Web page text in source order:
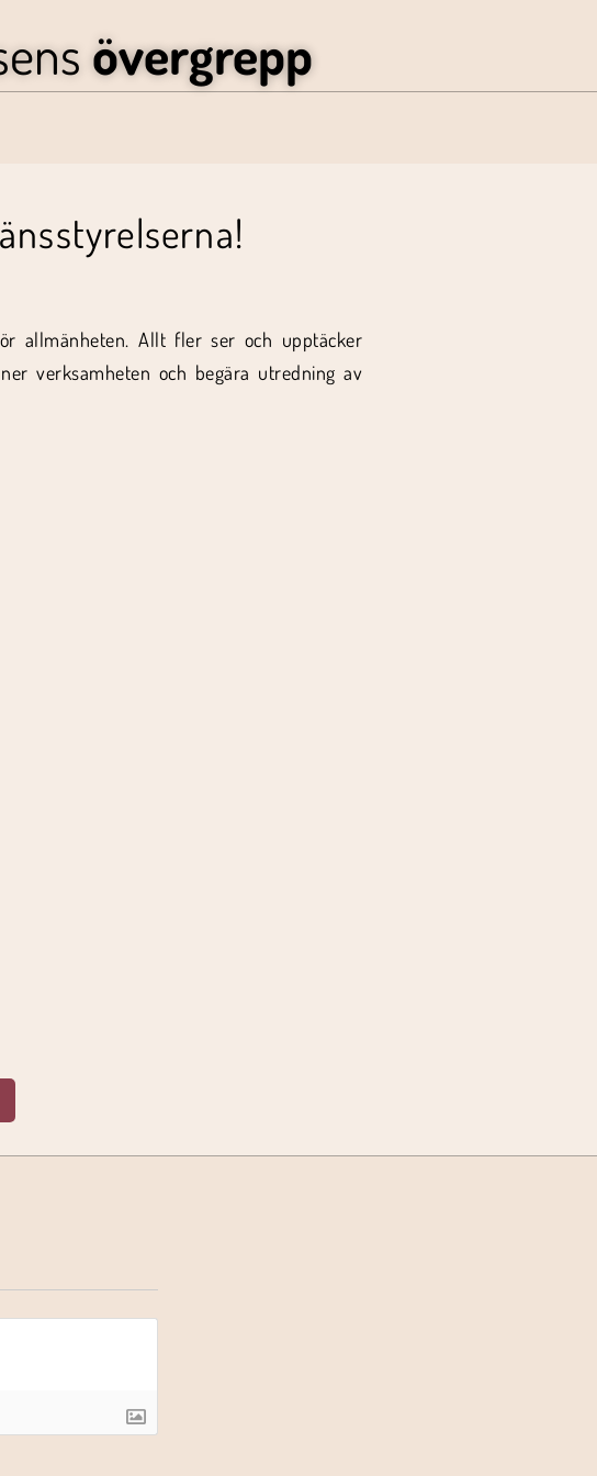
övergrepp
allmänheten. Allt fler ser och upptäcker
verksamheten och begära utredning av